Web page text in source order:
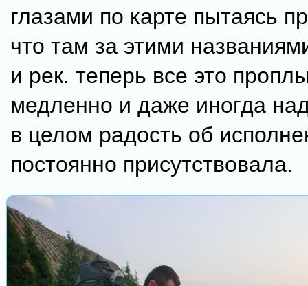
глазами по карте пытаясь
что там за этими
и рек. теперь все это
медленно и даже иногда
в целом радость об
постоянно присутствовала.